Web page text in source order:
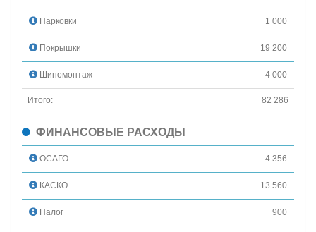
Парковки 1 000
Покрышки 19 200
Шиномонтаж 4 000
Итого: 82 286
ФИНАНСОВЫЕ РАСХОДЫ
ОСАГО 4 356
КАСКО 13 560
Налог 900